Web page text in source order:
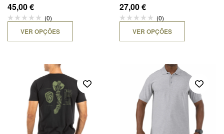
45,00€
(0)
VER OPÇÕES
27,00€
(0)
VER OPÇÕES